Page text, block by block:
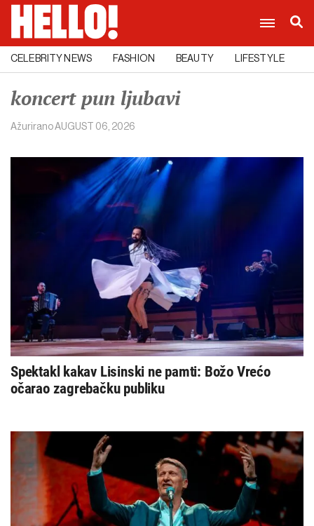
CELEBRITY NEWS FASHION BEAUTY LIFESTYLE
koncert pun ljubavi
AžuriranoAUGUST 06, 2026
Spektakl kakav Lisinski ne pamti: Božo Vrećo
očarao zagrebačku publiku